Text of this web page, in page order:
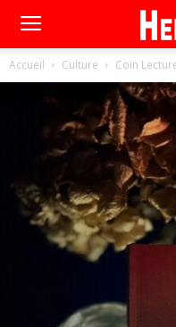
Accueil Culture Coin